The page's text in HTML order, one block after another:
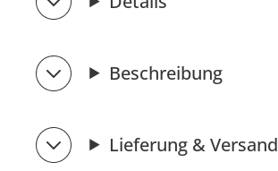
Beschreibung
Lieferung & Versand